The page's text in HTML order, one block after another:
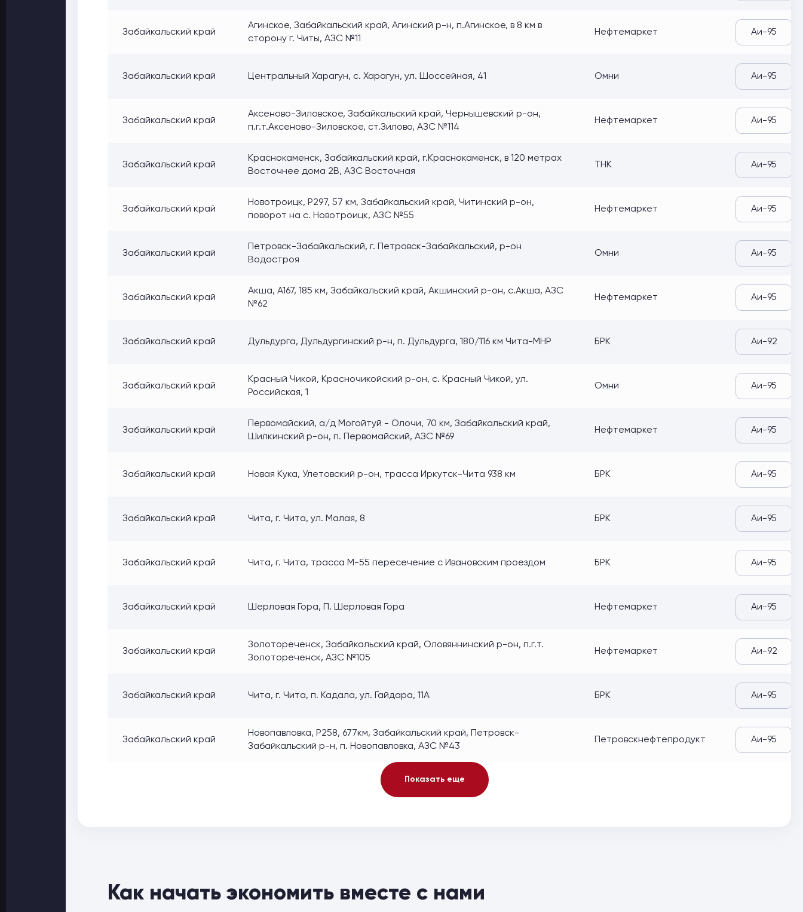
Забайкальский край
Агинское, Забайкальский край, Агинский р-н, п.Агинское, в 8 км в
сторону г. Читы, АЗС №11
Нефтемаркет Аи-95
Забайкальский край Центральный Харагун, с. Харагун, ул. Шоссейная, 41 Омни Аи-95
Забайкальский край
Аксеново-Зиловское, Забайкальский край, Чернышевский р-он,
п.г.т.Аксеново-Зиловское, ст.Зилово, АЗС №114
Нефтемаркет Аи-95
Забайкальский край
Краснокаменск, Забайкальский край, г.Краснокаменск, в 120 метрах
Восточнее дома 2В, АЗС Восточная
ТНК Аи-95
Забайкальский край
Новотроицк, Р297, 57 км, Забайкальский край, Читинский р-он,
поворот на с. Новотроицк, АЗС №55
Нефтемаркет Аи-95
Забайкальский край
Петровск-Забайкальский, г. Петровск-Забайкальский, р-он
Водостроя
Омни Аи-95
Забайкальский край
Акша, А167, 185 км, Забайкальский край, Акшинский р-он, с.Акша, АЗС
№62
Нефтемаркет Аи-95
Забайкальский край Дульдурга, Дульдургинский р-н, п. Дульдурга, 180/116 км Чита-МНР БРК Аи-92
Забайкальский край
Красный Чикой, Красночикойский р-он, с. Красный Чикой, ул.
Российская, 1
Омни Аи-95
Забайкальский край
Первомайский, а/д Могойтуй - Олочи, 70 км, Забайкальский край,
Шилкинский р-он, п. Первомайский, АЗС №69
Нефтемаркет Аи-95
Забайкальский край Новая Кука, Улетовский р-он, трасса Иркутск-Чита 938 км БРК Аи-95
Забайкальский край Чита, г. Чита, ул. Малая, 8 БРК Аи-95
Забайкальский край Чита, г. Чита, трасса М-55 пересечение с Ивановским проездом БРК Аи-95
Забайкальский край Шерловая Гора, П. Шерловая Гора Нефтемаркет Аи-95
Забайкальский край
Золотореченск, Забайкальский край, Оловяннинский р-он, п.г.т.
Золотореченск, АЗС №105
Нефтемаркет Аи-92
Забайкальский край Чита, г. Чита, п. Кадала, ул. Гайдара, 11А БРК Аи-95
Забайкальский край
Новопавловка, Р258, 677км, Забайкальский край, Петровск-
Забайкальский р-н, п. Новопавловка, АЗС №43
Петровскнефтепродукт Аи-95
Показать еще
Как начать экономить вместе с нами